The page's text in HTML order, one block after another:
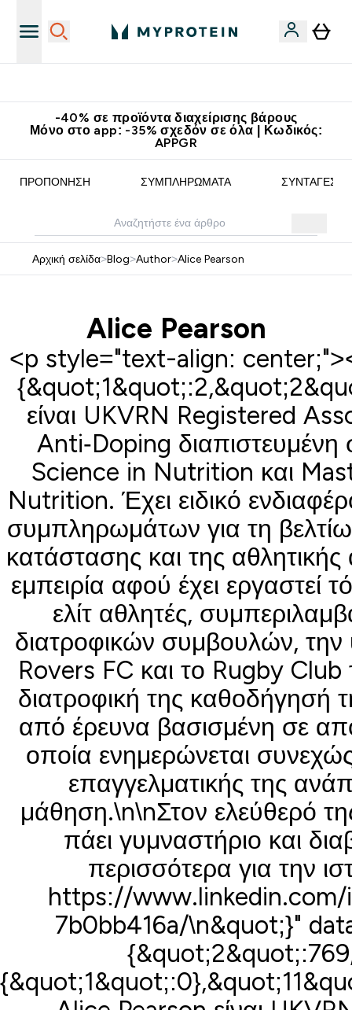
-40% σε προϊόντα διαχείρισης βάρους
Μόνο στο app: -35% σχεδόν σε όλα | Κωδικός:
APPGR
ΠΡΟΠΌΝΗΣΗ ΣΥΜΠΛΗΡΏΜΑΤΑ ΣΥΝΤΑΓΈΣ
Αρχική σελίδα>Blog>Author>Alice Pearson
Alice Pearson
<p style="text-align:
είναι UKVRN Registered
Anti‐Doping
Science in Nutrition και
Nutrition. Έχει ειδικό
συμπληρωμάτων για τη
κατάστασης και της
εμπειρία αφού έχει εργαστεί
ελίτ αθλητές,
διατροφικών συμβουλών,
Rovers FC και το Rugby
διατροφική της καθοδήγησή
από έρευνα βασισμένη σε
οποία ενημερώνεται
επαγγελματικής της
μάθηση.\n\nΣτον ελεύθερό
πάει γυμναστήριο και
περισσότερα για την
https://
7b0bb416a/\n&quot;}"